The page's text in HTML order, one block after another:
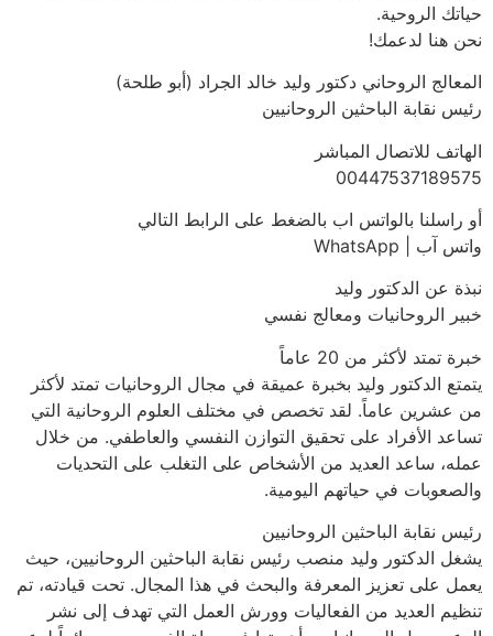
حياتك الروحية.
نحن هنا لدعمك!
المعالج الروحاني دكتور وليد خالد الجراد (أبو طلحة)
رئيس نقابة الباحثين الروحانيين
الهاتف للاتصال المباشر
00447537189575
أو راسلنا بالواتس اب بالضغط على الرابط التالي
واتس آب | WhatsApp
نبذة عن الدكتور وليد
خبير الروحانيات ومعالج نفسي
خبرة تمتد لأكثر من 20 عاماً
يتمتع الدكتور وليد بخبرة عميقة في مجال الروحانيات تمتد لأكثر
من عشرين عاماً. لقد تخصص في مختلف العلوم الروحانية التي
تساعد الأفراد على تحقيق التوازن النفسي والعاطفي. من خلال
عمله، ساعد العديد من الأشخاص على التغلب على التحديات
والصعوبات في حياتهم اليومية.
رئيس نقابة الباحثين الروحانيين
يشغل الدكتور وليد منصب رئيس نقابة الباحثين الروحانيين، حيث
يعمل على تعزيز المعرفة والبحث في هذا المجال. تحت قيادته، تم
تنظيم العديد من الفعاليات وورش العمل التي تهدف إلى نشر